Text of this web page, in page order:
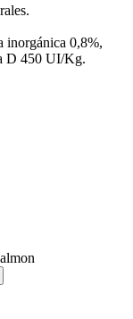
inorgánica 0,8%,
D 450 UI/Kg.